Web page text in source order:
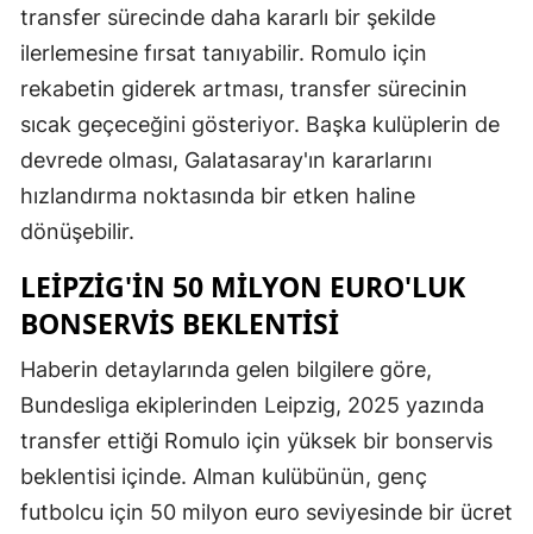
transfer sürecinde daha kararlı bir şekilde
ilerlemesine fırsat tanıyabilir. Romulo için
rekabetin giderek artması, transfer sürecinin
sıcak geçeceğini gösteriyor. Başka kulüplerin de
devrede olması, Galatasaray'ın kararlarını
hızlandırma noktasında bir etken haline
dönüşebilir.
LEIPZIG'IN 50 MILYON EURO'LUK
BONSERVIS BEKLENTISI
Haberin detaylarında gelen bilgilere göre,
Bundesliga ekiplerinden Leipzig, 2025 yazında
transfer ettiği Romulo için yüksek bir bonservis
beklentisi içinde. Alman kulübünün, genç
futbolcu için 50 milyon euro seviyesinde bir ücret